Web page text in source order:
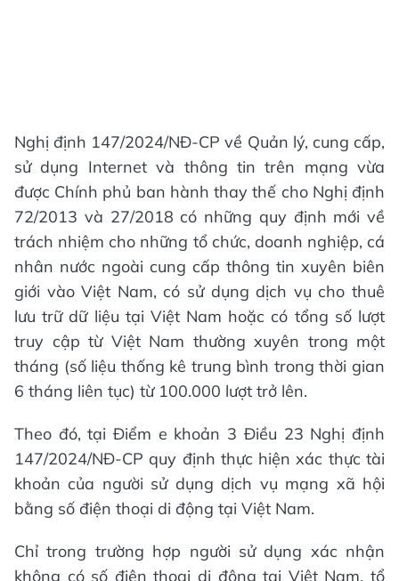
Nghị định 147/2024/NĐ-CP về Quản lý, cung cấp,
sử dụng Internet và thông tin trên mạng vừa
được Chính phủ ban hành thay thế cho Nghị định
72/2013 và 27/2018 có những quy định mới về
trách nhiệm cho những tổ chức, doanh nghiệp, cá
nhân nước ngoài cung cấp thông tin xuyên biên
giới vào Việt Nam, có sử dụng dịch vụ cho thuê
lưu trữ dữ liệu tại Việt Nam hoặc có tổng số lượt
truy cập từ Việt Nam thường xuyên trong một
tháng (số liệu thống kê trung bình trong thời gian
6 tháng liên tục) từ 100.000 lượt trở lên.
Theo đó, tại Điểm e khoản 3 Điều 23 Nghị định
147/2024/NĐ-CP quy định thực hiện xác thực tài
khoản của người sử dụng dịch vụ mạng xã hội
bằng số điện thoại di động tại Việt Nam.
Chỉ trong trường hợp người sử dụng xác nhận
không có số điện thoại di động tại Việt Nam, tổ